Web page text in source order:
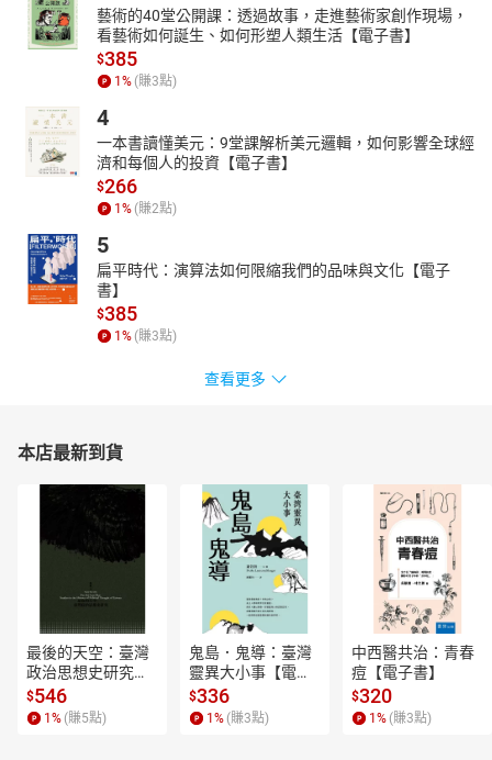
2003年，以〈失明〉獲得聯合文學小說新人獎；2006年以〈父後七
日〉榮獲林榮三文學獎散文首獎，並擔任同名電影編導，於2010年
贏得台北電影節最佳編劇與金馬獎最佳改編劇本。近年並跨足電
視，擔任《徵婚啟事》、《滾石愛情故事》編劇統籌。
著有散文集《父後七日》、《此時此地》、《愛寫》，短篇小說集
《親愛的小孩》、《遇見》，長篇小說《真的》、《外面的世
界》、《自由遊戲》、《希望你也在這裡》、《化城》。現為專職
作家、編劇。
★朗讀者簡介｜黃千庭
我是千庭，我喜歡聲音表演、語言學習，也很喜歡透過不同的故事
來認識及瞭解各種人事物。有聲書朗讀作品：《虛擬街頭漂流
記》、《希望你也在這裡》。
【有聲書目錄】
4街景服務
5京都西紅柿
6大理同行二人
7成都虹光身
8沙溪天堂
9本次終點：台中
藝術的40堂公開課：透過故事，走進藝術家創作現場，
看藝術如何誕生、如何形塑人類生活【電子書】
$385
1 % (賺3點)
4
一本書讀懂美元：9堂課解析美元邏輯，如何影響全球經
濟和每個人的投資【電子書】
$266
1 % (賺2點)
5
扁平時代：演算法如何限縮我們的品味與文化【電子
書】
$385
1 % (賺3點)
查看更多
本店最新到貨
最後的天空：臺灣
政治思想史研究
【電子書】
$546
1 % (賺5點)
鬼島．鬼導：臺灣
靈異大小事【電子
書】
$336
1 % (賺3點)
中西醫共治：青春
痘【電子書】
$320
1 % (賺3點)